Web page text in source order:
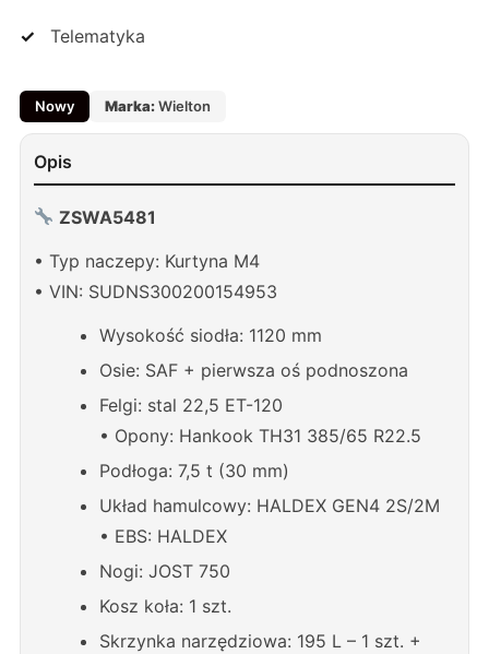
Telematyka
Nowy Marka:Wielton
Opis
ZSWA5481
• Typ naczepy: Kurtyna M4
• VIN: SUDNS300200154953
Wysokość siodła: 1120 mm
Osie: SAF + pierwsza oś podnoszona
Felgi: stal 22,5 ET-120
• Opony: Hankook TH31 385/65 R22.5
Podłoga: 7,5 t (30 mm)
Układ hamulcowy: HALDEX GEN4 2S/2M
• EBS: HALDEX
Nogi: JOST 750
Kosz koła: 1 szt.
Skrzynka narzędziowa: 195 L – 1 szt. +